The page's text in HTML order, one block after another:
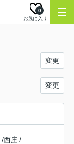
お気に入り
0
変更
変更
/西庄 /